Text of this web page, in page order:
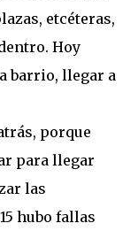
etcéteras,
Hoy
barrio, llegar a
porque
para llegar
las
hubo fallas